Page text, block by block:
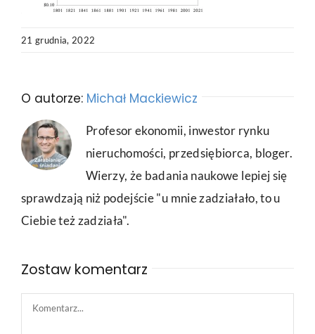
21 grudnia, 2022
O autorze: Michał Mackiewicz
Profesor ekonomii, inwestor rynku
nieruchomości, przedsiębiorca, bloger.
Wierzy, że badania naukowe lepiej się
sprawdzają niż podejście "u mnie zadziałało, to u
Ciebie też zadziała".
Zostaw komentarz
Comment